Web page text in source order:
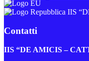
IIS
Contatti
IIS “DE AMICIS –